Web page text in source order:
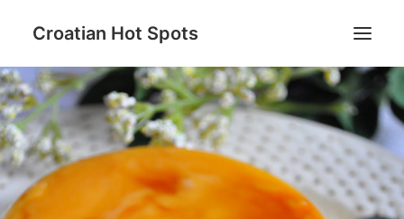
Croatian Hot Spots
Aktivni odmor
Gastro
Destinacije